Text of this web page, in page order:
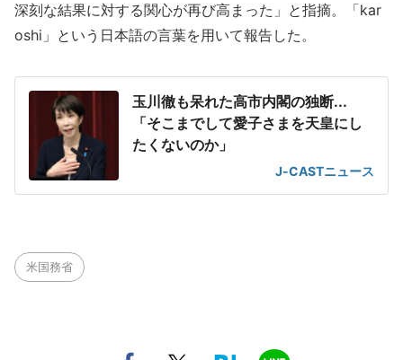
深刻な結果に対する関心が再び高まった」と指摘。「kar
oshi」という日本語の言葉を用いて報告した。
玉川徹も呆れた高市内閣の独断...
「そこまでして愛子さまを天皇にし
たくないのか」
J-CASTニュース
米国務省